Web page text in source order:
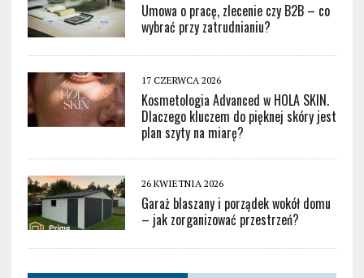
Umowa o pracę, zlecenie czy B2B – co
wybrać przy zatrudnianiu?
17 CZERWCA 2026
Kosmetologia Advanced w HOLA SKIN.
Dlaczego kluczem do pięknej skóry jest
plan szyty na miarę?
26 KWIETNIA 2026
Garaż blaszany i porządek wokół domu
– jak zorganizować przestrzeń?